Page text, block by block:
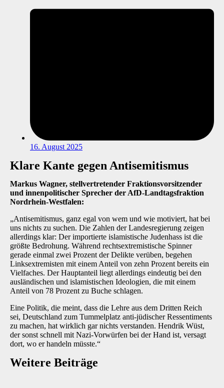
16. August 2025
Klare Kante gegen Antisemitismus
Markus Wagner, stellvertretender Fraktionsvorsitzender
und innenpolitischer Sprecher der AfD-Landtagsfraktion
Nordrhein-Westfalen:
„Antisemitismus, ganz egal von wem und wie motiviert, hat bei
uns nichts zu suchen. Die Zahlen der Landesregierung zeigen
allerdings klar: Der importierte islamistische Judenhass ist die
größte Bedrohung. Während rechtsextremistische Spinner
gerade einmal zwei Prozent der Delikte verüben, begehen
Linksextremisten mit einem Anteil von zehn Prozent bereits ein
Vielfaches. Der Hauptanteil liegt allerdings eindeutig bei den
ausländischen und islamistischen Ideologien, die mit einem
Anteil von 78 Prozent zu Buche schlagen.
Eine Politik, die meint, dass die Lehre aus dem Dritten Reich
sei, Deutschland zum Tummelplatz anti-jüdischer Ressentiments
zu machen, hat wirklich gar nichts verstanden. Hendrik Wüst,
der sonst schnell mit Nazi-Vorwürfen bei der Hand ist, versagt
dort, wo er handeln müsste.“
Weitere Beiträge